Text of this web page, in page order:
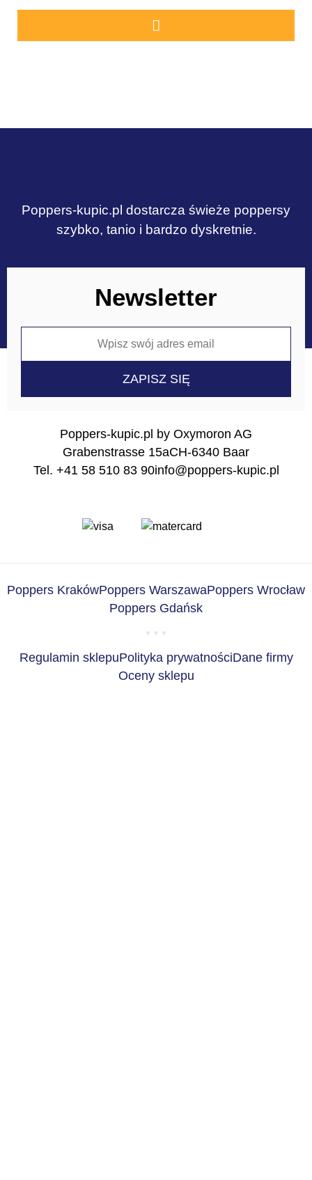
Poppers-kupic.pl dostarcza świeże poppersy
szybko, tanio i bardzo dyskretnie.
Newsletter
Poppers-kupic.pl by Oxymoron AG
Grabenstrasse 15aCH-6340 Baar
Tel. +41 58 510 83 90info@poppers-kupic.pl
Poppers KrakówPoppers WarszawaPoppers Wrocław
Poppers Gdańsk
Regulamin sklepuPolityka prywatnościDane firmy
Oceny sklepu